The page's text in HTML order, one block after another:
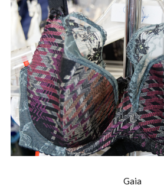
Gaia